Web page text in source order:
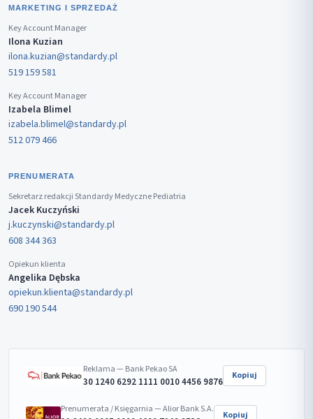
MARKETING I SPRZEDAŻ
Key Account Manager
Ilona Kuzian
ilona.kuzian@standardy.pl
519 159 581
Key Account Manager
Izabela Blimel
izabela.blimel@standardy.pl
512 079 466
PRENUMERATA
Sekretarz redakcji Standardy Medyczne Pediatria
Jacek Kuczyński
j.kuczynski@standardy.pl
608 344 363
Opiekun klienta
Angelika Dębska
opiekun.klienta@standardy.pl
690 190 544
Reklama — Bank Pekao SA
30 1240 6292 1111 0010 4456 9876 Kopiuj
Prenumerata / Księgarnia — Alior Bank S.A.
Kopiuj